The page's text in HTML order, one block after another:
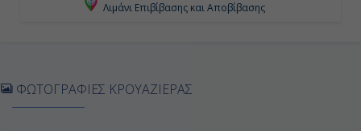
Λιμάνι Επιβίβασης και Αποβίβασης
ΦΩΤΟΓΡΑΦΙΕΣ ΚΡΟΥΑΖΙΕΡΑΣ